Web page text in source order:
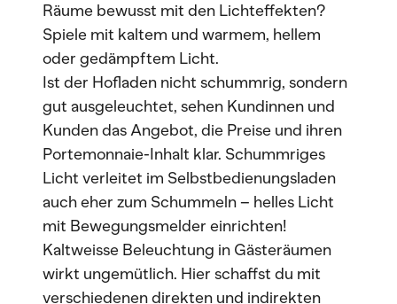
Räume bewusst mit den Lichteffekten?
Spiele mit kaltem und warmem, hellem
oder gedämpftem Licht.
Ist der Hofladen nicht schummrig, sondern
gut ausgeleuchtet, sehen Kundinnen und
Kunden das Angebot, die Preise und ihren
Portemonnaie-Inhalt klar. Schummriges
Licht verleitet im Selbstbedienungsladen
auch eher zum Schummeln – helles Licht
mit Bewegungsmelder einrichten!
Kaltweisse Beleuchtung in Gästeräumen
wirkt ungemütlich. Hier schaffst du mit
verschiedenen direkten und indirekten